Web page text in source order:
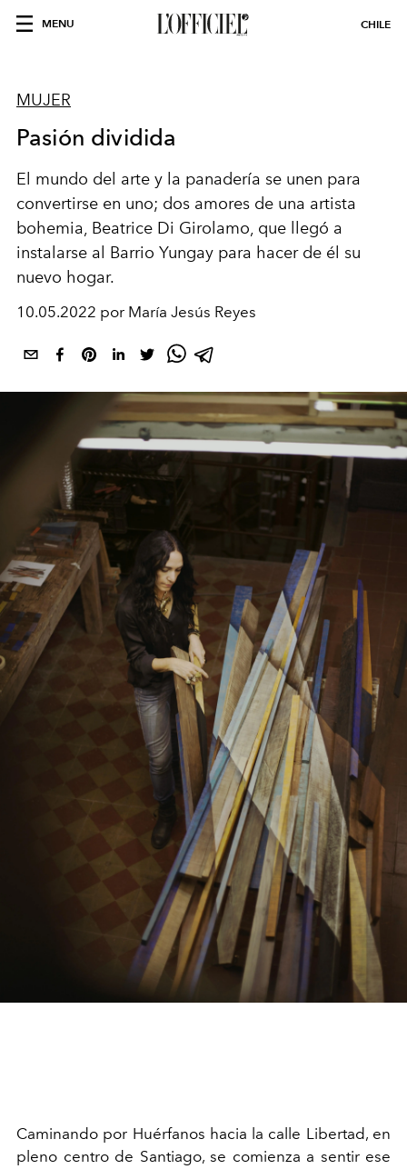
MENU CHILE
MUJER
Pasión dividida
El mundo del arte y la panadería se unen para
convertirse en uno; dos amores de una artista
bohemia, Beatrice Di Girolamo, que llegó a
instalarse al Barrio Yungay para hacer de él su
nuevo hogar.
10.05.2022 por María Jesús Reyes
Caminando por Huérfanos hacia la calle Libertad, en
pleno centro de Santiago, se comienza a sentir ese